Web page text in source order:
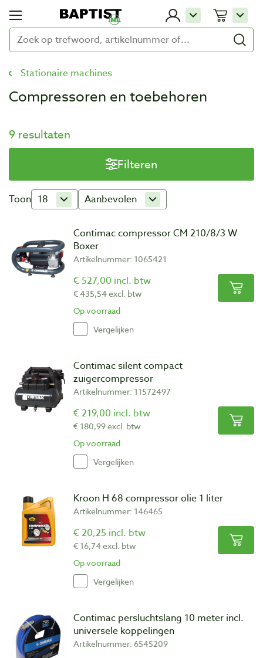
Stationaire machines
Compressoren en toebehoren
9 resultaten
Filteren
Toon 18 Aanbevolen
Contimac compressor CM 210/8/3 W
Boxer
Artikelnummer: 1065421
€ 527,00 incl. btw
€ 435,54 excl. btw
Op voorraad
Vergelijken
Contimac silent compact
zuigercompressor
Artikelnummer: 11572497
€ 219,00 incl. btw
€ 180,99 excl. btw
Op voorraad
Vergelijken
Kroon H 68 compressor olie 1 liter
Artikelnummer: 146465
€ 20,25 incl. btw
€ 16,74 excl. btw
Op voorraad
Vergelijken
Contimac persluchtslang 10 meter incl.
universele koppelingen
Artikelnummer: 6545209